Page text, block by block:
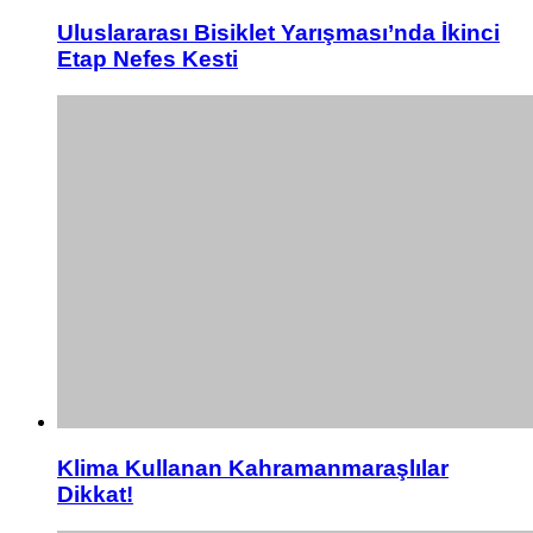
Uluslararası Bisiklet Yarışması’nda İkinci
Etap Nefes Kesti
Klima Kullanan Kahramanmaraşlılar
Dikkat!